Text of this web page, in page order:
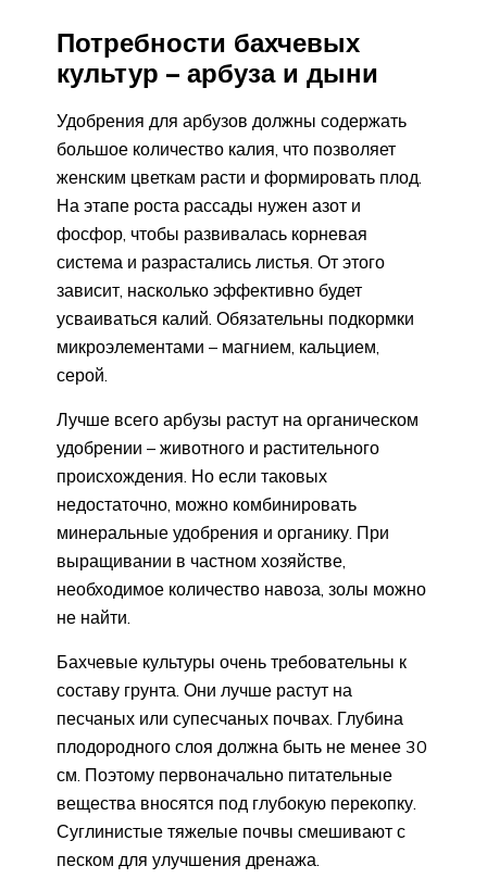
Потребности бахчевых
культур – арбуза и дыни
Удобрения для арбузов должны содержать
большое количество калия, что позволяет
женским цветкам расти и формировать плод.
На этапе роста рассады нужен азот и
фосфор, чтобы развивалась корневая
система и разрастались листья. От этого
зависит, насколько эффективно будет
усваиваться калий. Обязательны подкормки
микроэлементами – магнием, кальцием,
серой.
Лучше всего арбузы растут на органическом
удобрении – животного и растительного
происхождения. Но если таковых
недостаточно, можно комбинировать
минеральные удобрения и органику. При
выращивании в частном хозяйстве,
необходимое количество навоза, золы можно
не найти.
Бахчевые культуры очень требовательны к
составу грунта. Они лучше растут на
песчаных или супесчаных почвах. Глубина
плодородного слоя должна быть не менее 30
см. Поэтому первоначально питательные
вещества вносятся под глубокую перекопку.
Суглинистые тяжелые почвы смешивают с
песком для улучшения дренажа.